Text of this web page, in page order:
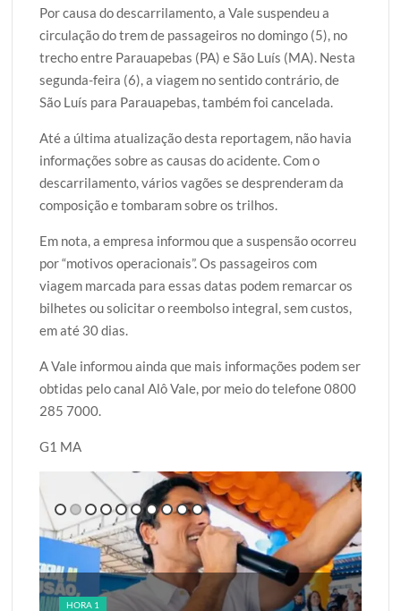
Por causa do descarrilamento, a Vale suspendeu a
circulação do trem de passageiros no domingo (5), no
trecho entre Parauapebas (PA) e São Luís (MA). Nesta
segunda-feira (6), a viagem no sentido contrário, de
São Luís para Parauapebas, também foi cancelada.
Até a última atualização desta reportagem, não havia
informações sobre as causas do acidente. Com o
descarrilamento, vários vagões se desprenderam da
composição e tombaram sobre os trilhos.
Em nota, a empresa informou que a suspensão ocorreu
por “motivos operacionais”. Os passageiros com
viagem marcada para essas datas podem remarcar os
bilhetes ou solicitar o reembolso integral, sem custos,
em até 30 dias.
A Vale informou ainda que mais informações podem ser
obtidas pelo canal Alô Vale, por meio do telefone 0800
285 7000.
G1 MA
HORA 1